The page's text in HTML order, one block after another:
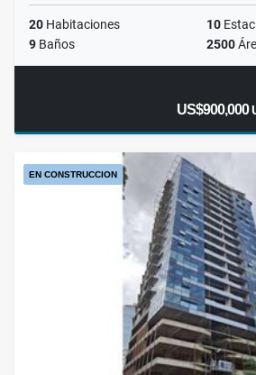
20 Habitaciones 10
9 Baños 2500
US$900,000
EN CONSTRUCCION